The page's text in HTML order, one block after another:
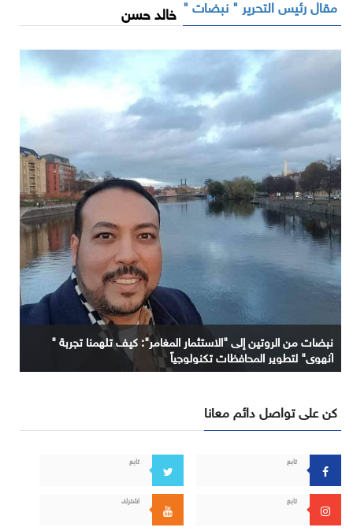
مقال رئيس التحرير " نبضات " خالد حسن
نبضات من الروتين إلى "الاستثمار المغامر": كيف تلهمنا تجربة "
آنهوي" لتطوير المحافظات تكنولوجياً
كن على تواصل دائم معانا
تابع تابع
تابع اشترك